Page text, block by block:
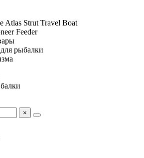
Strut Travel Boat
Feeder
рыбалки
×